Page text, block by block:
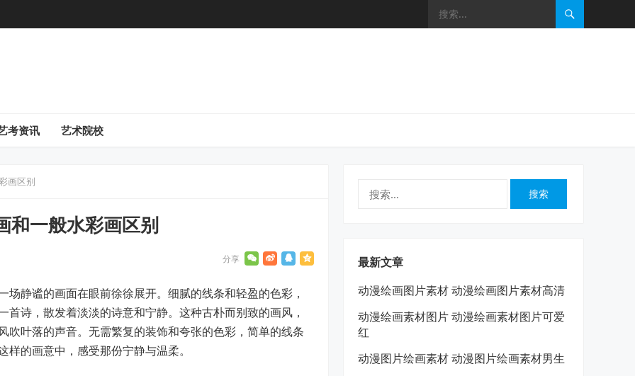
考资讯 艺术院校
画区别
和一般水彩画区别
静谧的画面在眼前徐徐展开。细腻的线条和轻盈的色彩，
诗，散发着淡淡的诗意和宁静。这种古朴而别致的画风，
叶落的声音。无需繁复的装饰和夸张的色彩，简单的线条
的画意中，感受那份宁静与温柔。
最新文章
动漫绘画图片素材 动漫绘画图片素材高清
动漫绘画素材图片 动漫绘画素材图片可爱
红
动漫图片绘画素材 动漫图片绘画素材男生